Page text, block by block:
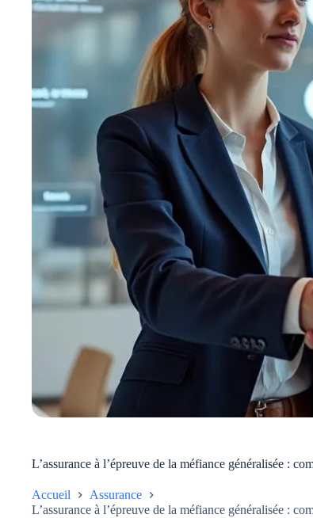
L’assurance à l’épreuve de la méfiance généralisée :
Accueil
Assurance
L’assurance à l’épreuve de la méfiance généralisée :